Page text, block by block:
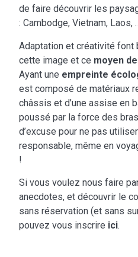
de faire découvrir les
: Cambodge, Vietnam, Laos,
Adaptation et créativité font
cette image et ce moyen
Ayant une empreinte
est composé de matériaux
châssis et d’une assise en
poussé par la force des
d’excuse pour ne pas
responsable, même en
!
Si vous voulez nous faire
anecdotes, et découvrir le
sans réservation (et sans
pouvez vous inscrire ici.